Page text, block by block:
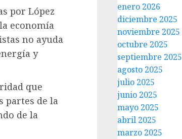
por López
economía
no ayuda
y
que
partes de la
de la
enero 2026
diciembre 2025
noviembre 2025
octubre 2025
septiembre 2025
agosto 2025
julio 2025
junio 2025
mayo 2025
abril 2025
marzo 2025